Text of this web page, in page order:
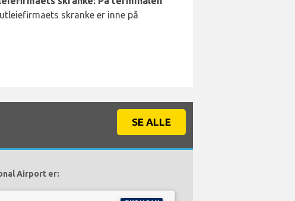
skranke er inne på
SE ALLE
Airport er: